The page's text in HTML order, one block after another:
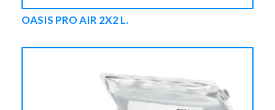
OASIS PRO AIR 2X2 L.